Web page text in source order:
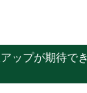
ップが期待で